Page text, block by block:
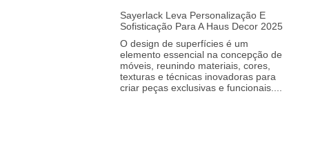
Sayerlack Leva Personalização E
Sofisticação Para A Haus Decor 2025
O design de superfícies é um
elemento essencial na concepção de
móveis, reunindo materiais, cores,
texturas e técnicas inovadoras para
criar peças exclusivas e funcionais.